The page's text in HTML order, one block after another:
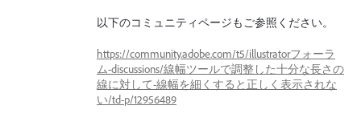
以下のコミュニティページもご参照ください。
https://community.adobe.com/t5/illustratorフォーラ
ム-discussions/線幅ツールで調整した十分な長さの
線に対して-線幅を細くすると正しく表示されな
い/td-p/12956489